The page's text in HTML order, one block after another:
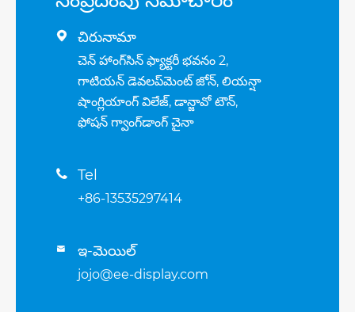
 చిరునామా
చెన్ హాంగ్‌సిన్ ఫ్యాక్టరీ భవనం 2,
గాటియన్ డెవలప్‌మెంట్ జోన్, లియన్షా
షాంగ్లియాంగ్ విలేజ్, డాన్జావో టౌన్,
ఫోషన్ గ్వాంగ్‌డాంగ్ చైనా
 Tel
+86-13535297414
 ఇ-మెయిల్
jojo@ee-display.com